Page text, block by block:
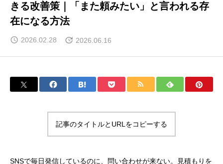
きる改善策｜「また頼みたい」と言われる存
在になる方法
2026.02.28 2026.06.16
記事のタイトルとURLをコピーする
SNSで毎日発信しているのに、問い合わせが来ない。見積もりを